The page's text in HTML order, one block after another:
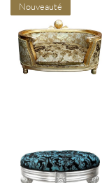
Nouveauté